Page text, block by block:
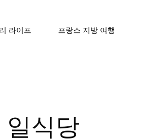
라이프 프랑스 지방 여행
일식당